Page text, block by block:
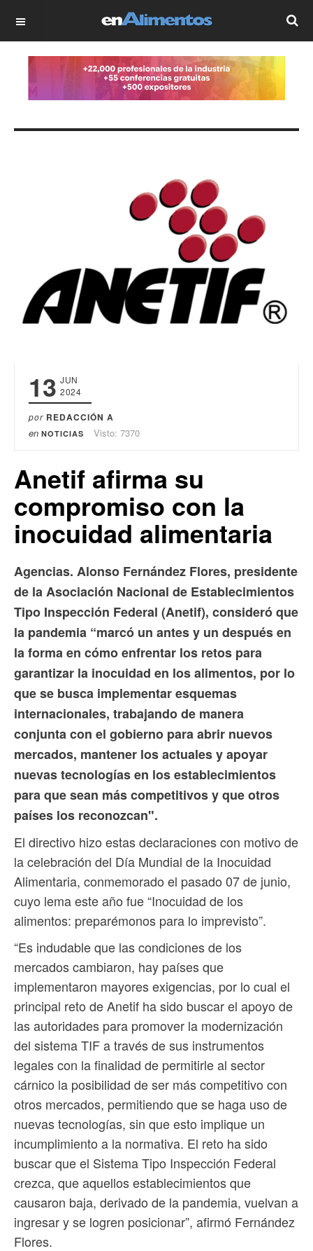
OFF CANVAS
13 JUN
2024
por REDACCIÓN A
en NOTICIAS Visto: 7370
Anetif afirma su
compromiso con la
inocuidad alimentaria
Agencias. Alonso Fernández Flores, presidente
de la Asociación Nacional de Establecimientos
Tipo Inspección Federal (Anetif), consideró que
la pandemia “marcó un antes y un después en
la forma en cómo enfrentar los retos para
garantizar la inocuidad en los alimentos, por lo
que se busca implementar esquemas
internacionales, trabajando de manera
conjunta con el gobierno para abrir nuevos
mercados, mantener los actuales y apoyar
nuevas tecnologías en los establecimientos
para que sean más competitivos y que otros
países los reconozcan".
El directivo hizo estas declaraciones con motivo de
la celebración del Día Mundial de la Inocuidad
Alimentaria, conmemorado el pasado 07 de junio,
cuyo lema este año fue “Inocuidad de los
alimentos: preparémonos para lo imprevisto”.
“Es indudable que las condiciones de los
mercados cambiaron, hay países que
implementaron mayores exigencias, por lo cual el
principal reto de Anetif ha sido buscar el apoyo de
las autoridades para promover la modernización
del sistema TIF a través de sus instrumentos
legales con la finalidad de permitirle al sector
cárnico la posibilidad de ser más competitivo con
otros mercados, permitiendo que se haga uso de
nuevas tecnologías, sin que esto implique un
incumplimiento a la normativa. El reto ha sido
buscar que el Sistema Tipo Inspección Federal
crezca, que aquellos establecimientos que
causaron baja, derivado de la pandemia, vuelvan a
ingresar y se logren posicionar”, afirmó Fernández
Flores.